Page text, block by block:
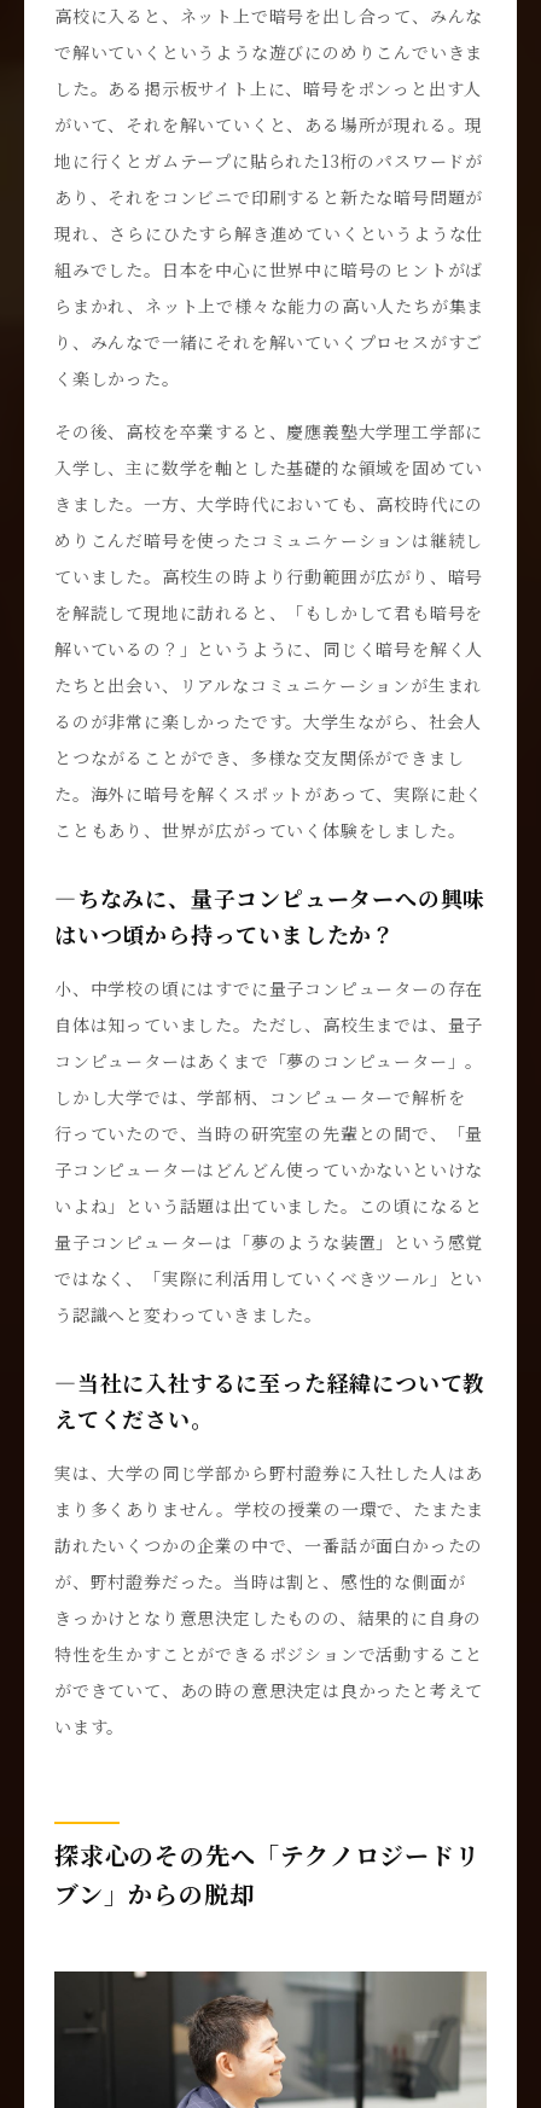
高校に入ると、ネット上で暗号を出し合って、みんな
で解いていくというような遊びにのめりこんでいきま
した。ある掲示板サイト上に、暗号をポンっと出す人
がいて、それを解いていくと、ある場所が現れる。現
地に行くとガムテープに貼られた13桁のパスワードが
あり、それをコンビニで印刷すると新たな暗号問題が
現れ、さらにひたすら解き進めていくというような仕
組みでした。日本を中心に世界中に暗号のヒントがば
らまかれ、ネット上で様々な能力の高い人たちが集ま
り、みんなで一緒にそれを解いていくプロセスがすご
く楽しかった。
その後、高校を卒業すると、慶應義塾大学理工学部に
入学し、主に数学を軸とした基礎的な領域を固めてい
きました。一方、大学時代においても、高校時代にの
めりこんだ暗号を使ったコミュニケーションは継続し
ていました。高校生の時より行動範囲が広がり、暗号
を解読して現地に訪れると、「もしかして君も暗号を
解いているの？」というように、同じく暗号を解く人
たちと出会い、リアルなコミュニケーションが生まれ
るのが非常に楽しかったです。大学生ながら、社会人
とつながることができ、多様な交友関係ができまし
た。海外に暗号を解くスポットがあって、実際に赴く
こともあり、世界が広がっていく体験をしました。
―ちなみに、量子コンピューターへの興味
はいつ頃から持っていましたか？
小、中学校の頃にはすでに量子コンピューターの存在
自体は知っていました。ただし、高校生までは、量子
コンピューターはあくまで「夢のコンピューター」。
しかし大学では、学部柄、コンピューターで解析を
行っていたので、当時の研究室の先輩との間で、「量
子コンピューターはどんどん使っていかないといけな
いよね」という話題は出ていました。この頃になると
量子コンピューターは「夢のような装置」という感覚
ではなく、「実際に利活用していくべきツール」とい
う認識へと変わっていきました。
―当社に入社するに至った経緯について教
えてください。
実は、大学の同じ学部から野村證券に入社した人はあ
まり多くありません。学校の授業の一環で、たまたま
訪れたいくつかの企業の中で、一番話が面白かったの
が、野村證券だった。当時は割と、感性的な側面が
きっかけとなり意思決定したものの、結果的に自身の
特性を生かすことができるポジションで活動すること
ができていて、あの時の意思決定は良かったと考えて
います。
探求心のその先へ「テクノロジードリ
ブン」からの脱却